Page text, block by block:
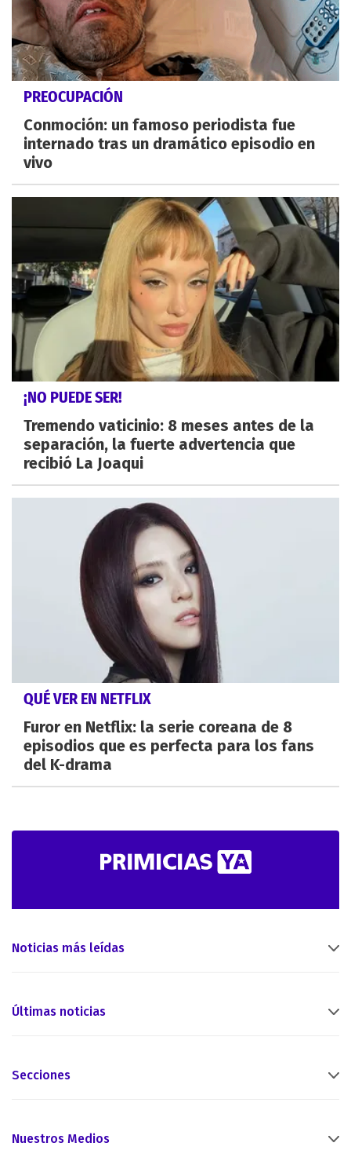
PREOCUPACIÓN
Conmoción: un famoso periodista fue
internado tras un dramático episodio en
vivo
¡NO PUEDE SER!
Tremendo vaticinio: 8 meses antes de la
separación, la fuerte advertencia que
recibió La Joaqui
QUÉ VER EN NETFLIX
Furor en Netflix: la serie coreana de 8
episodios que es perfecta para los fans
del K-drama
Noticias más leídas
Últimas noticias
Secciones
Nuestros Medios